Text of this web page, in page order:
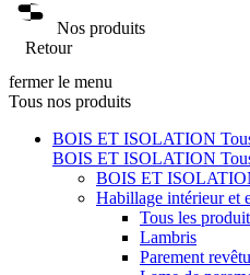
Nos produits
Retour
fermer le menu
Tous nos produits
BOIS ET ISOLATION
BOIS ET ISOLATION
BOIS ET
Habillage intérieur et
Tous les
Lambris
Parement revêtu